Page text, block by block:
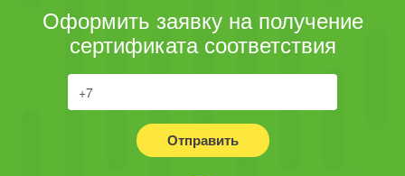
Оформить заявку на получение
сертификата соответствия
Отправить